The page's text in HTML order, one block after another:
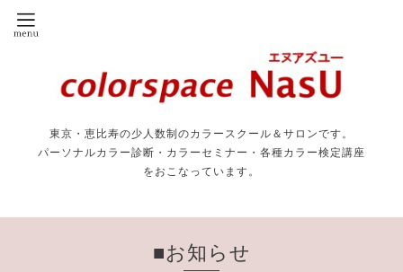
東京・恵比寿の少人数制のカラースクール＆サロンです。
パーソナルカラー診断・カラーセミナー・各種カラー検定講座
をおこなっています。
■お知らせ